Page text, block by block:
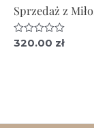
Sprzedaż z
Oceniono
320.00 zł